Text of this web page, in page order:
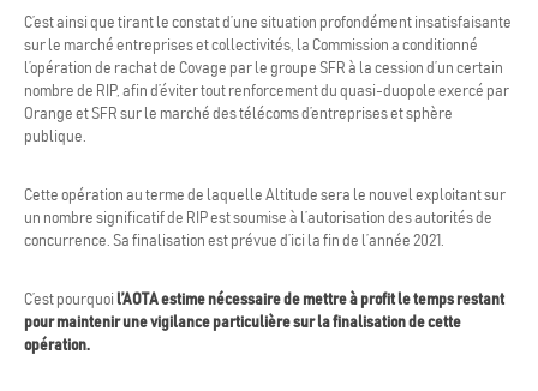
C’est ainsi que tirant le constat d’une situation profondément insatisfaisante
sur le marché entreprises et collectivités, la Commission a conditionné
l’opération de rachat de Covage par le groupe SFR à la cession d’un certain
nombre de RIP, afin d’éviter tout renforcement du quasi-duopole exercé par
Orange et SFR sur le marché des télécoms d’entreprises et sphère
publique.
Cette opération au terme de laquelle Altitude sera le nouvel exploitant sur
un nombre significatif de RIP est soumise à l’autorisation des autorités de
concurrence. Sa finalisation est prévue d’ici la fin de l’année 2021.
C’est pourquoi l’AOTA estime nécessaire de mettre à profit le temps restant
pour maintenir une vigilance particulière sur la finalisation de cette
opération.